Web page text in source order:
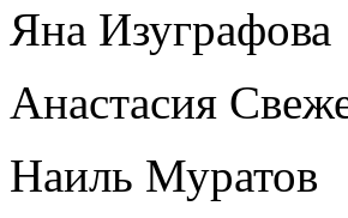
Яна Изуграфова
Анастасия
Наиль Муратов